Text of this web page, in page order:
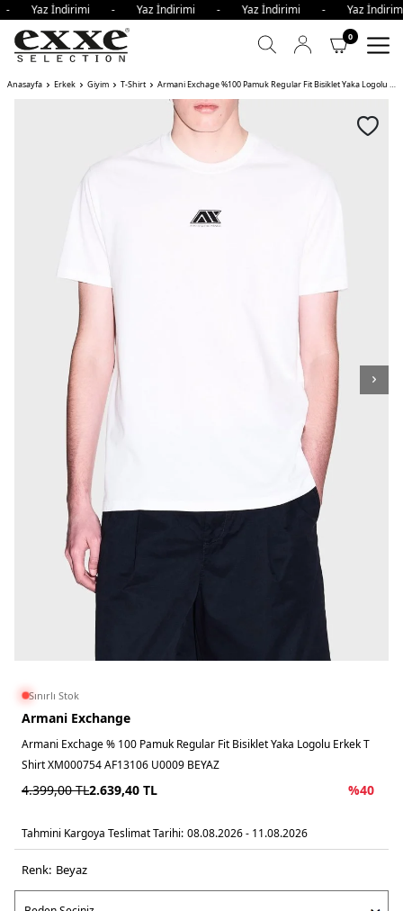
Yaz İndirimi - Yaz İndirimi - Yaz İndirimi - Yaz
0
Anasayfa Erkek Giyim T-Shirt Armani Exchage %100 Pamuk Regular Fit Bisiklet Yaka Logolu Erkek T Shirt
Sınırlı Stok
Armani Exchange
Armani Exchage % 100 Pamuk Regular Fit Bisiklet Yaka Logolu Erkek T
Shirt XM000754 AF13106 U0009 BEYAZ
4.399,00TL2.639,40 TL %40
Tahmini Kargoya Teslimat Tarihi: 08.08.2026 - 11.08.2026
Renk: beyaz